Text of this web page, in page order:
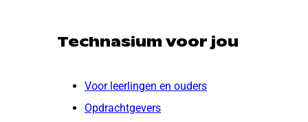
Technasium voor jou
Voor leerlingen en ouders
Opdrachtgevers